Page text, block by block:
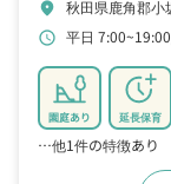
location_on 秋田県鹿角郡小
schedule 平日 7:00~19:00
園庭あり 延長保育
…他1件の特徴あり